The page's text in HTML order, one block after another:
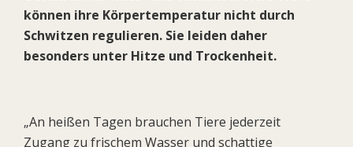
können ihre Körpertemperatur nicht durch
Schwitzen regulieren. Sie leiden daher
besonders unter Hitze und Trockenheit.
„An heißen Tagen brauchen Tiere jederzeit
Zugang zu frischem Wasser und schattige